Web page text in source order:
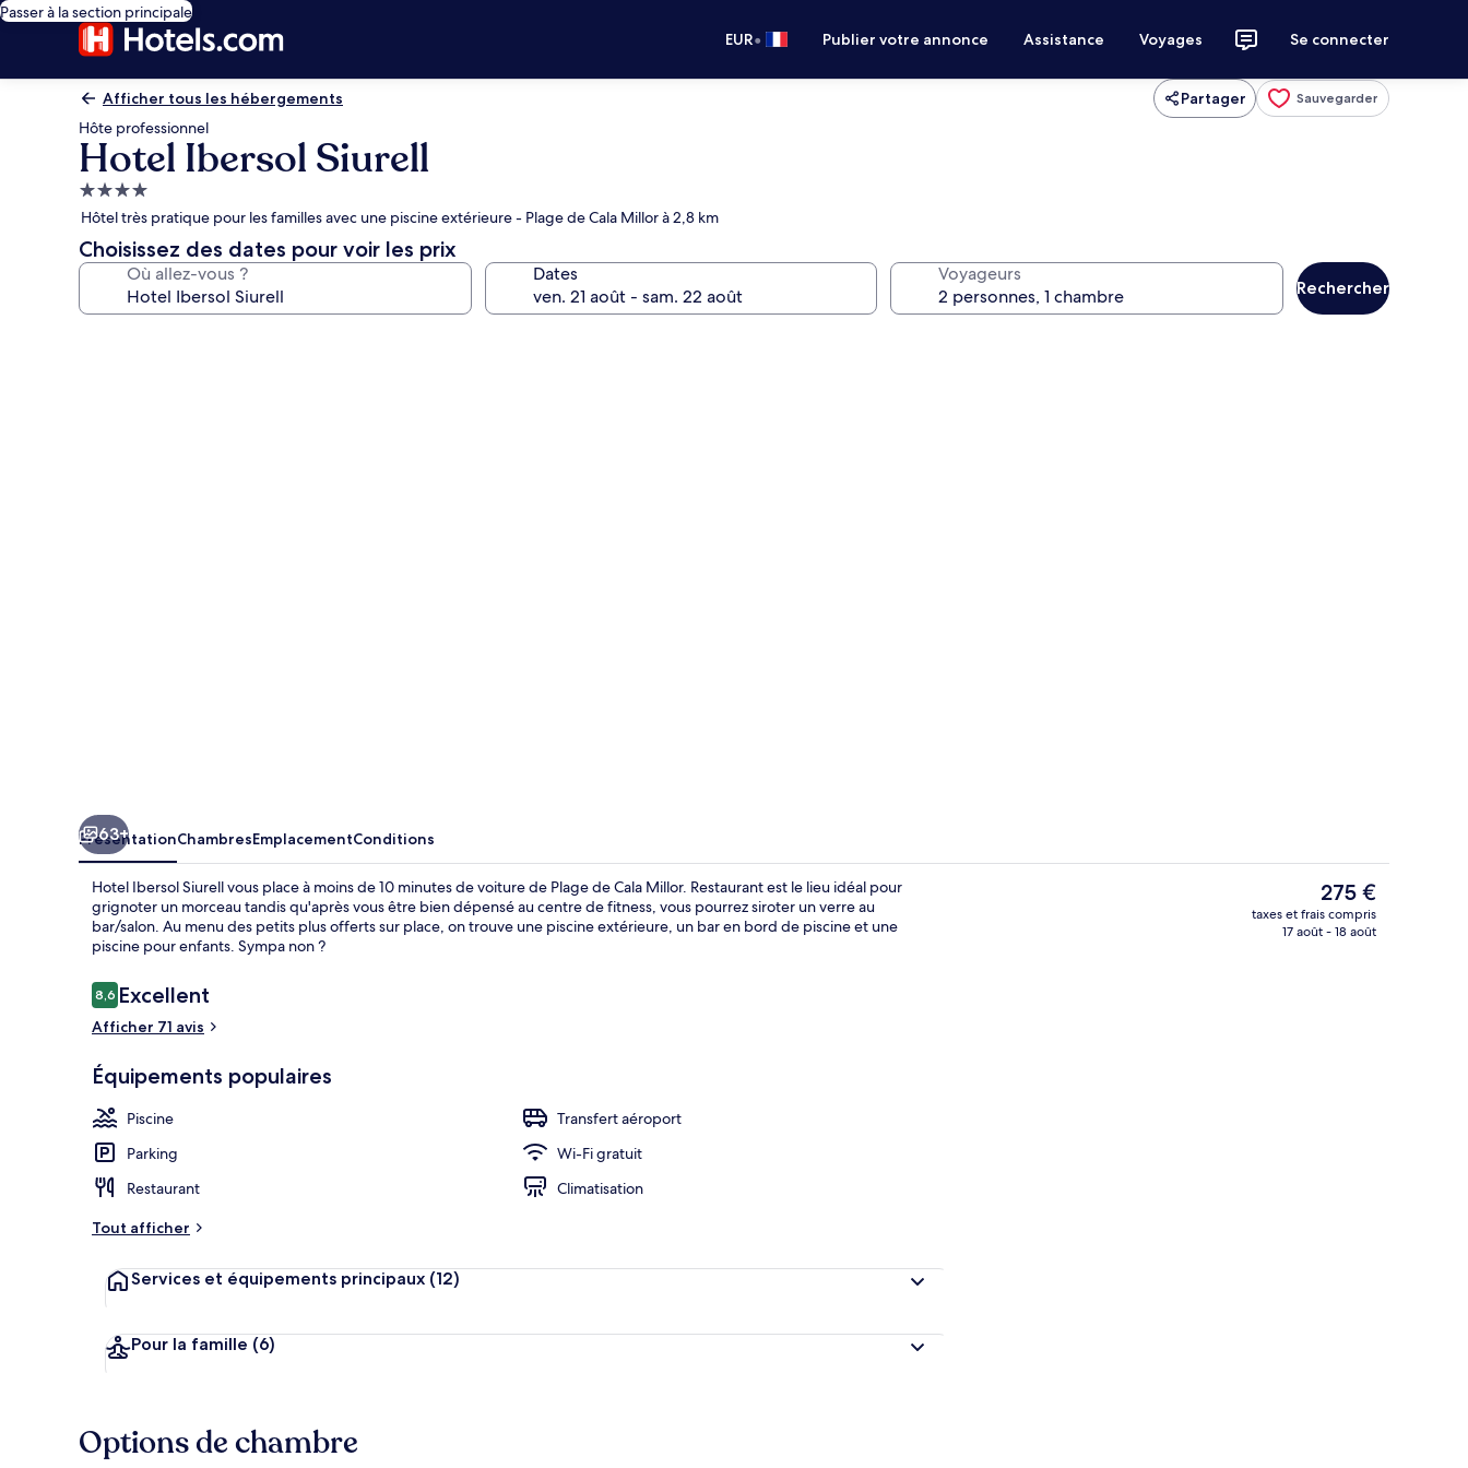
Passer à la section principale
EUR• Publier votre annonce Assistance Voyages Se connecter
Afficher tous les hébergements Partager Sauvegarder
Hôte professionnel
Hotel Ibersol Siurell
Hébergement
4.0 étoiles
Hôtel très pratique pour les familles avec une piscine extérieure - Plage de Cala Millor à 2,8 km
Choisissez des dates pour voir les prix
Où allez-vous ? Dates Voyageurs
Rechercher
63+
PrésentationChambresEmplacementConditions
Hotel Ibersol Siurell vous place à moins de 10 minutes de voiture de Plage de Cala Millor. Restaurant est le lieu idéal pour
grignoter un morceau tandis qu'après vous être bien dépensé au centre de fitness, vous pourrez siroter un verre au
bar/salon. Au menu des petits plus offerts sur place, on trouve une piscine extérieure, un bar en bord de piscine et une
piscine pour enfants. Sympa non ?
Avis
voyageurs
8,68,6 sur 10
Excellent
Afficher 71 avis
Équipements populaires
Piscine
Transfert aéroport
Parking
Wi-Fi gratuit
Restaurant
Climatisation
Tout afficher
Services et équipements principaux (12)
Pour la famille (6)
Le
prix
actuel
275 €
taxes et frais compris
17 août - 18 août
Options de chambre